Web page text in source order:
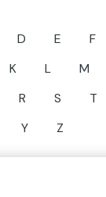
D E F
K L M
R S T
Y Z